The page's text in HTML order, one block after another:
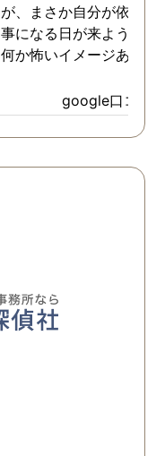
が、まさか自分が依頼す
事になる日が来ようと
何か怖いイメージありま
応も良く、安心して相談
きました。 調査後に弁
さんも紹介していただき
した！ありがとうござい
google口コミ